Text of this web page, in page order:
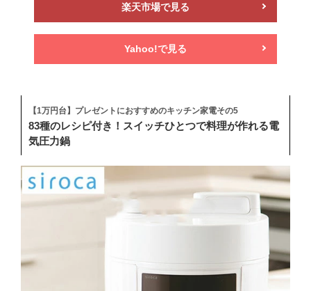
楽天市場で見る
Yahoo!で見る
【1万円台】プレゼントにおすすめのキッチン家電その5
83種のレシピ付き！スイッチひとつで料理が作れる電
気圧力鍋